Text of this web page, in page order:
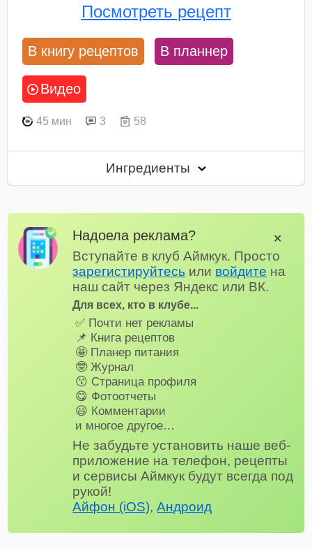
Посмотреть рецепт
В книгу рецептов В планнер
Видео
45 мин 3 58
Ингредиенты
Надоела реклама?
Вступайте в клуб Аймкук. Просто
зарегистируйтесь или войдите на
наш сайт через Яндекс или ВК.
Для всех, кто в клубе...
✅ Почти нет рекламы
📌 Книга рецептов
🤩 Планер питания
🤓 Журнал
😗 Страница профиля
😋 Фотоотчеты
😃 Комментарии
и многое другое…
Не забудьте установить наше веб-
приложение на телефон, рецепты
и сервисы Аймкук будут всегда под
рукой!
Айфон (iOS),Андроид
✕